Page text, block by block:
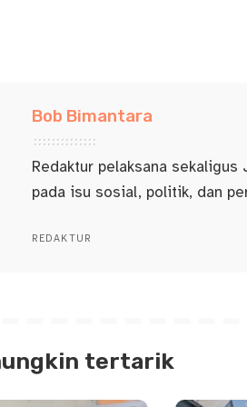
Bob Bimantara
Redaktur pelaksana
pada isu sosial, politik, dan
REDAKTUR
tertarik